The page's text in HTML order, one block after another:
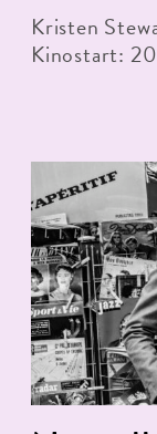
Kristen
Kinostart: